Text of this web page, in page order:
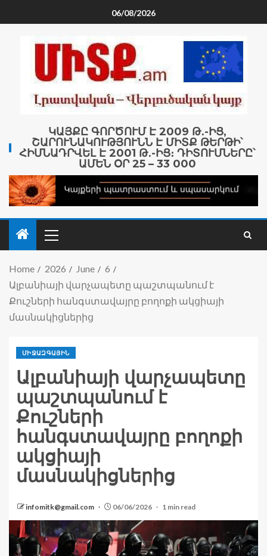
06/08/2026
ԿԱՅՔԸ ԳՈՐԾՈՒՄ Է 2009 Թ․-ԻՑ,
ՇԱՐՈՒՆԱԿՈՒԹՅՈՒՆՆ Է ՄԻՏՔ ԹԵՐԹԻ՝
ՀԻՄՆԱԴՐՎԵԼ Է 2001 Թ․-ԻՑ։ ԴԻՏՈՒՄՆԵՐԸ՝
ԱՄԵՆ ՕՐ 25 – 33 000
Home 2026 June
6
Ալբանիայի վարչապետը պաշտպանում է
Քուշների հանգստավայրը բողոքի ակցիայի
մասնակիցներից
ՄԻՋԱԶԳԱՅԻՆ
Ալբանիայի վարչապետը
պաշտպանում է
Քուշների
հանգստավայրը բողոքի
ակցիայի
մասնակիցներից
infomitk@gmail.com 06/06/2026 1 min read